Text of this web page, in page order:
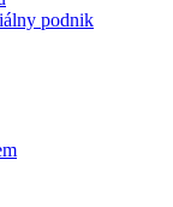
podnik